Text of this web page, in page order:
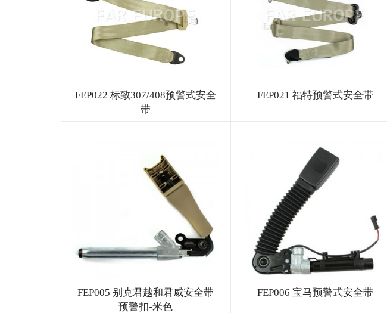
FEP022 标致307/408预警式安全
带
FEP021 福特预警式安全带
FEP005 别克君越和君威安全带
预警扣-米色
FEP006 宝马预警式安全带